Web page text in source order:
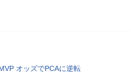
オッズでPCAに逆転